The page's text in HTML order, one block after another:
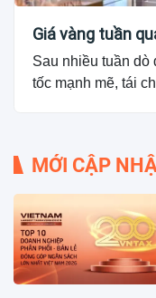
Giá vàng tuần
Sau nhiều tuần
tốc mạnh mẽ, tái
MỚI CẬP